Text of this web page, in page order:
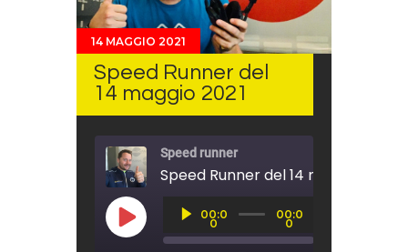
14 MAGGIO 2021
Speed Runner del
14 maggio 2021
Speed runner
Speed Runner del 14 maggio 2021
PLAY EPISODE
Audio
Player00:0
0
00:0
0